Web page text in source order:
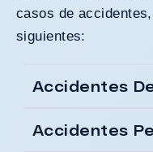
casos de
siguientes:
Accidentes
Accidentes